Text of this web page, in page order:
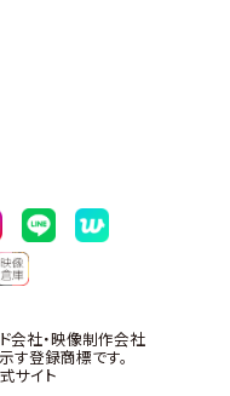
会社・映像制作会社
す登録商標です。
サイト